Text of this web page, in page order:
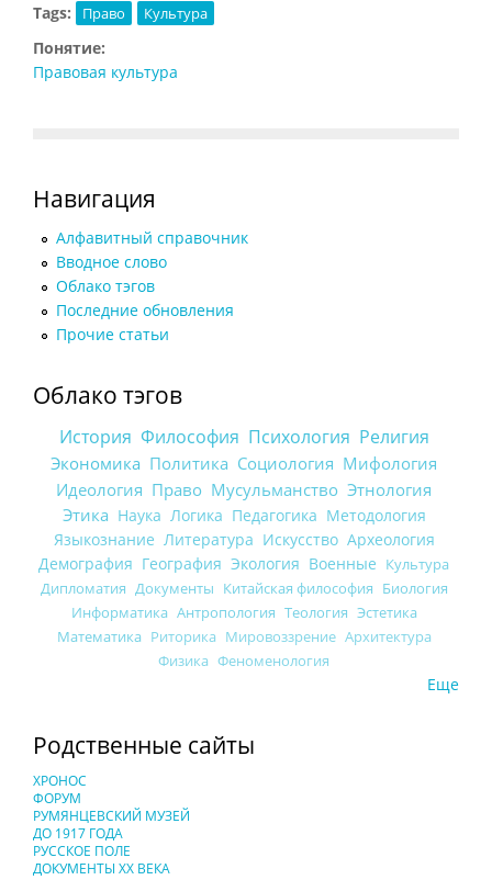
Tags: Право Культура
Понятие:
Правовая культура
Навигация
Алфавитный справочник
Вводное слово
Облако тэгов
Последние обновления
Прочие статьи
Облако тэгов
История Философия Психология Религия
Экономика Политика Социология Мифология
Идеология Право Мусульманство Этнология
Этика Наука Логика Педагогика Методология
Языкознание Литература Искусство Археология
Демография География Экология Военные Культура
Дипломатия Документы Китайская философия Биология
Информатика Антропология Теология Эстетика
Математика Риторика Мировоззрение Архитектура
Физика Феноменология
Еще
Родственные сайты
ХРОНОС
ФОРУМ
РУМЯНЦЕВСКИЙ МУЗЕЙ
ДО 1917 ГОДА
РУССКОЕ ПОЛЕ
ДОКУМЕНТЫ XX ВЕКА